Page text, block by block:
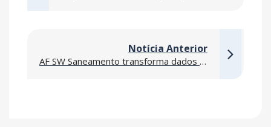
Notícia Anterior
AF SW Saneamento transforma dados hídricos em governança, eficiência e segurança para grandes empreendimentos